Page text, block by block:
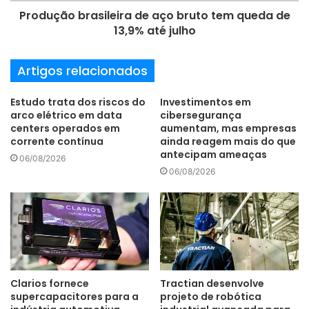
“A pirataria de software é um desafio crescente e ameaça
para clientes”, afirma Nimish Modi, vice-presidente sênior
de Mercado e Desenvolvimento de Negócios da Cadence.
“Estamos felizes em colaborar com a indústria na definição
deste novo padrão para ajudar a promover os esforços em
direção a uma estratégia antipirataria abrangente”,
acrescenta.
“Novas tecnologias e soluções permitiram que outros
segmentos da indústria de software combatessem a
pirataria”, comenta Arun Venkatachar, vice-presidente de
Produção brasileira de aço bruto tem queda de
13,9% até julho
Artigos relacionados
Estudo trata dos riscos do
arco elétrico em data
centers operados em
corrente contínua
06/08/2026
Investimentos em
cibersegurança
aumentam, mas empresas
ainda reagem mais do que
antecipam ameaças
06/08/2026
Clarios fornece
supercapacitores para a
Tractian desenvolve
projeto de robótica